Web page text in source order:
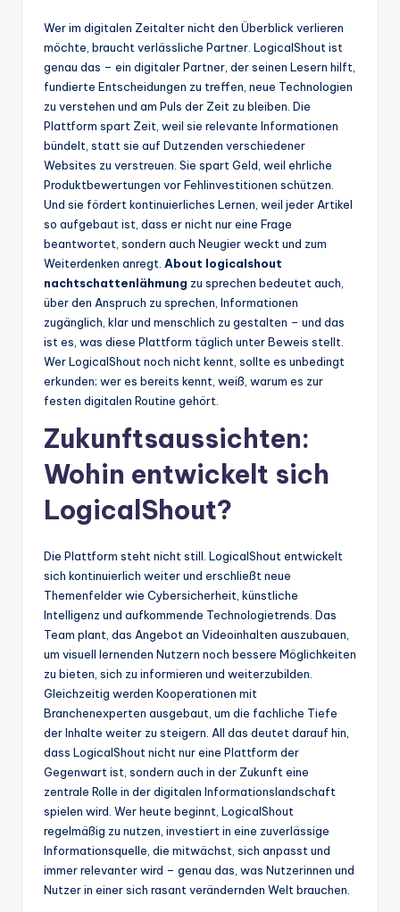
Wer im digitalen Zeitalter nicht den Überblick verlieren
möchte, braucht verlässliche Partner. LogicalShout ist
genau das – ein digitaler Partner, der seinen Lesern hilft,
fundierte Entscheidungen zu treffen, neue Technologien
zu verstehen und am Puls der Zeit zu bleiben. Die
Plattform spart Zeit, weil sie relevante Informationen
bündelt, statt sie auf Dutzenden verschiedener
Websites zu verstreuen. Sie spart Geld, weil ehrliche
Produktbewertungen vor Fehlinvestitionen schützen.
Und sie fördert kontinuierliches Lernen, weil jeder Artikel
so aufgebaut ist, dass er nicht nur eine Frage
beantwortet, sondern auch Neugier weckt und zum
Weiterdenken anregt. About logicalshout
nachtschattenlähmung zu sprechen bedeutet auch,
über den Anspruch zu sprechen, Informationen
zugänglich, klar und menschlich zu gestalten – und das
ist es, was diese Plattform täglich unter Beweis stellt.
Wer LogicalShout noch nicht kennt, sollte es unbedingt
erkunden; wer es bereits kennt, weiß, warum es zur
festen digitalen Routine gehört.
Zukunftsaussichten:
Wohin entwickelt sich
LogicalShout?
Die Plattform steht nicht still. LogicalShout entwickelt
sich kontinuierlich weiter und erschließt neue
Themenfelder wie Cybersicherheit, künstliche
Intelligenz und aufkommende Technologietrends. Das
Team plant, das Angebot an Videoinhalten auszubauen,
um visuell lernenden Nutzern noch bessere Möglichkeiten
zu bieten, sich zu informieren und weiterzubilden.
Gleichzeitig werden Kooperationen mit
Branchenexperten ausgebaut, um die fachliche Tiefe
der Inhalte weiter zu steigern. All das deutet darauf hin,
dass LogicalShout nicht nur eine Plattform der
Gegenwart ist, sondern auch in der Zukunft eine
zentrale Rolle in der digitalen Informationslandschaft
spielen wird. Wer heute beginnt, LogicalShout
regelmäßig zu nutzen, investiert in eine zuverlässige
Informationsquelle, die mitwächst, sich anpasst und
immer relevanter wird – genau das, was Nutzerinnen und
Nutzer in einer sich rasant verändernden Welt brauchen.